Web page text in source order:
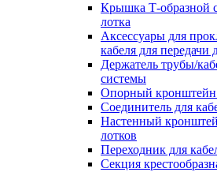
Крышка Т-образной
лотка
Аксессуары для
кабеля для передачи
Держатель трубы/
системы
Опорный кронштейн
Соединитель для
Настенный
лотков
Переходник для
Секция